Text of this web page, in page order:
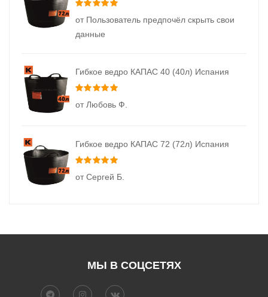
от Пользователь предпочёл скрыть свои
данные
Гибкое ведро КАПАС 40 (40л) Испания
от Любовь Ф.
Гибкое ведро КАПАС 72 (72л) Испания
от Сергей Б.
МЫ В СОЦСЕТЯХ